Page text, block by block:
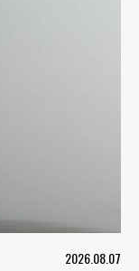
2026.08.07